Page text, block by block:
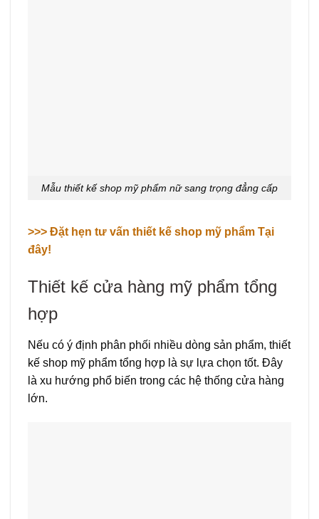
Mẫu thiết kế shop mỹ phẩm nữ sang trọng đẳng cấp
>>> Đặt hẹn tư vấn thiết kế shop mỹ phẩm Tại
đây!
Thiết kế cửa hàng mỹ phẩm tổng
hợp
Nếu có ý định phân phối nhiều dòng sản phẩm, thiết
kế shop mỹ phẩm tổng hợp là sự lựa chọn tốt. Đây
là xu hướng phổ biến trong các hệ thống cửa hàng
lớn.